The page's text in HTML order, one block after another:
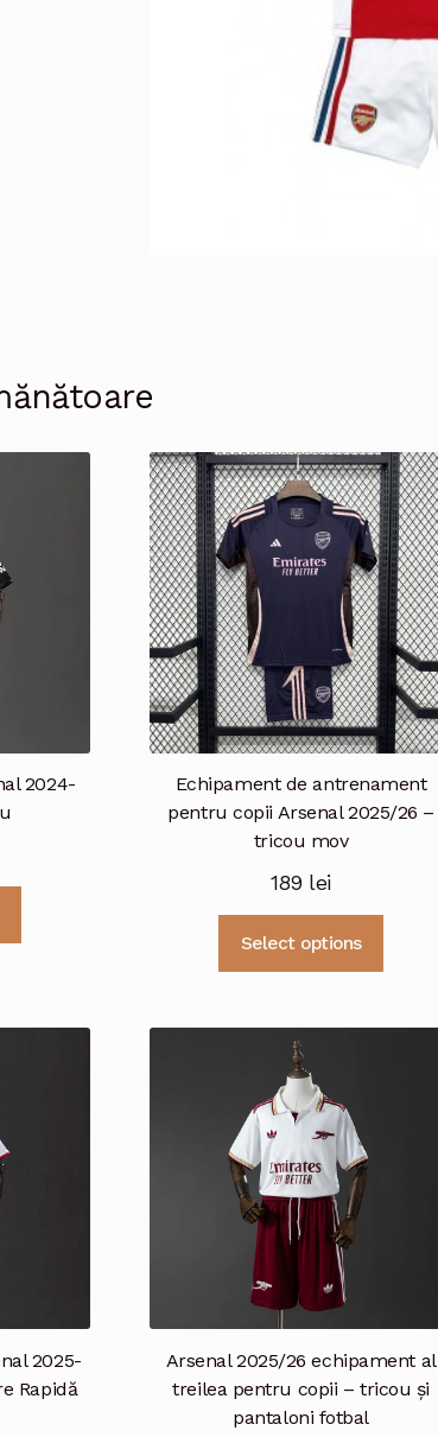
2024-
Echipament de antrenament
pentru copii Arsenal 2025/26 –
tricou mov
189 lei
Select options
2025-
Rapidă
Arsenal 2025/26 echipament al
treilea pentru copii – tricou și
pantaloni fotbal